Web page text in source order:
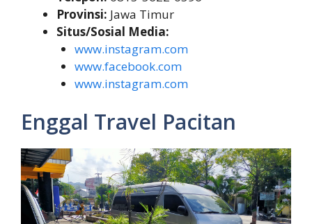
Provinsi: Jawa Timur
Situs/Sosial Media:
www.instagram.com
www.facebook.com
www.instagram.com
Enggal Travel Pacitan